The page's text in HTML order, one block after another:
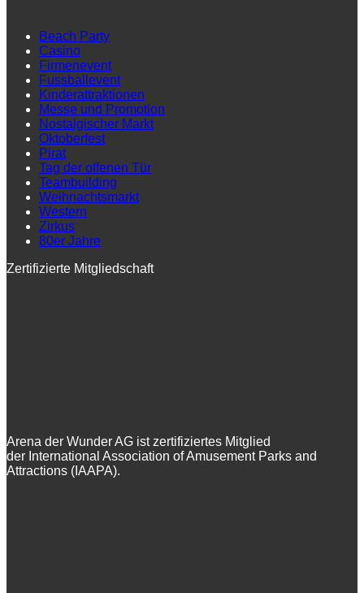
Beach Party
Casino
Firmenevent
Fussballevent
Kinderattraktionen
Messe und Promotion
Nostalgischer Markt
Oktoberfest
Pirat
Tag der offenen Tür
Teambuilding
Weihnachtsmarkt
Western
Zirkus
80er Jahre
Zertifizierte Mitgliedschaft
Arena der Wunder AG ist zertifiziertes Mitglied
der International Association of Amusement Parks and
Attractions (IAAPA).